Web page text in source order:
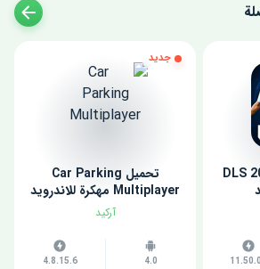
تحميل دريم ليج 2024 DLS
جديد
تحميل Car Parking
Multiplayer مهكرة للاندرويد
اخر اصدار
آركيد
4.0
4.8.15.6